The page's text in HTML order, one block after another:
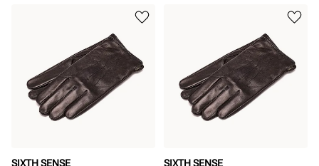
SIXTH SENSE
SIXTH SENSE